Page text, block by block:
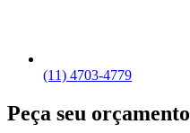
(11) 4703-4779
Peça seu orçamento